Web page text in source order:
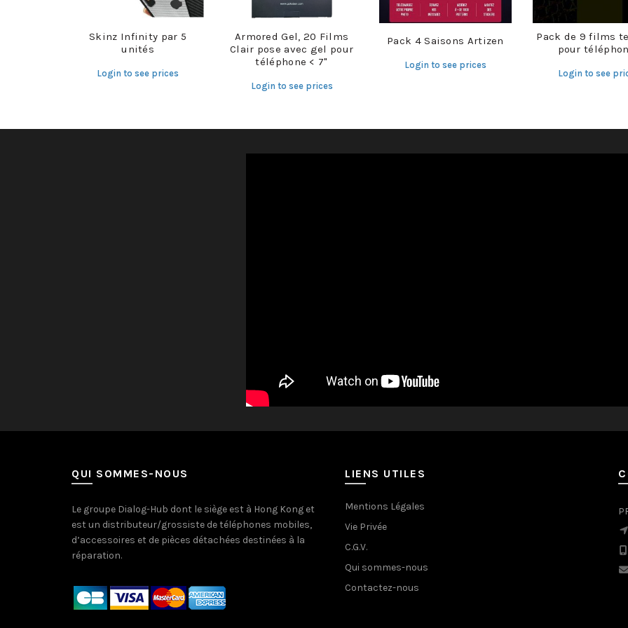
Skinz Infinity par 5
unités
Login to see prices
Armored Gel, 20 Films
Clair pose avec gel pour
téléphone < 7"
Login to see prices
Pack 4 Saisons Artizen
Login to see prices
Pack de 9 films
pour
Login to see
QUI SOMMES-NOUS
Le groupe Dialog-Hub dont le siège est à Hong Kong et
est un distributeur/grossiste de téléphones mobiles,
d’accessoires et de pièces détachées destinées à la
réparation.
LIENS UTILES
Mentions Légales
Vie Privée
C.G.V.
Qui sommes-nous
Contactez-nous